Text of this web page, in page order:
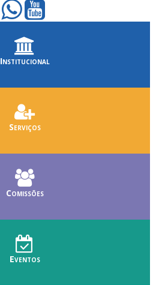
Institucional
Serviços
Comissões
Eventos